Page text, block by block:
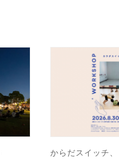
からだスイッチ